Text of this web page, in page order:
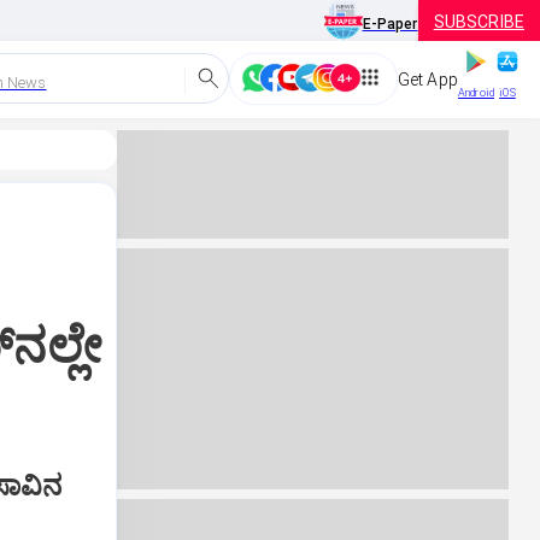
E-Paper SUBSCRIBE
News Get App
Android iOS